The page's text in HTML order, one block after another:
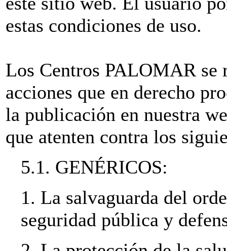
estas condiciones de uso.
Los Centros PALOMAR se
acciones que en derecho
la publicación en nuestra
que atenten contra los
5.1. GENÉRICOS:
1. La salvaguarda del
seguridad pública y